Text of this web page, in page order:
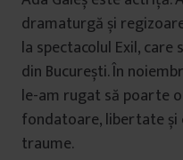
dramaturgă și
la spectacolul Exil,
din București. În
le-am rugat să poarte
fondatoare, libertate și
traume.